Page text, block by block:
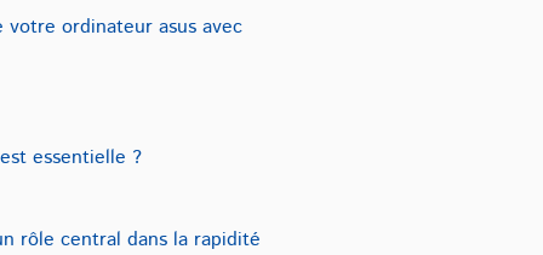
votre ordinateur asus avec
essentielle ?
rôle central dans la rapidité